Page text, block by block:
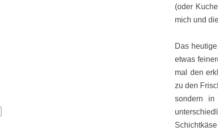
(oder
mich und
Das
etwas
mal den
zu den
sondern